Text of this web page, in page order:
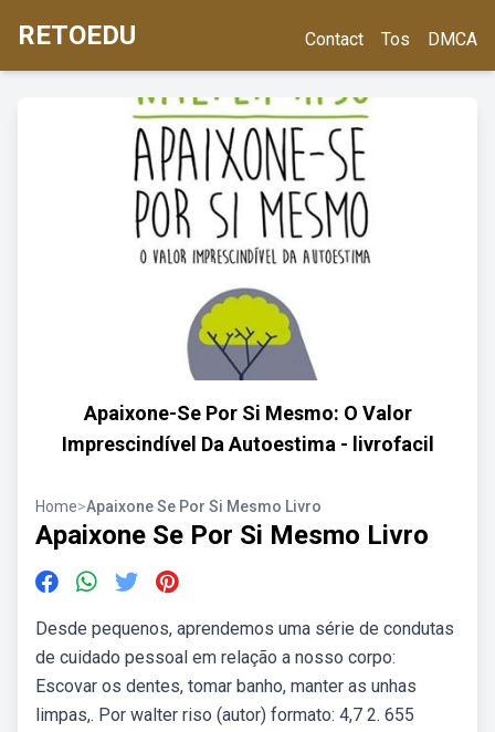
RETOEDU Contact Tos DMCA
Apaixone-Se Por Si Mesmo: O Valor
Imprescindível Da Autoestima - livrofacil
Home>Apaixone Se Por Si Mesmo Livro
Apaixone Se Por Si Mesmo Livro
Desde pequenos, aprendemos uma série de condutas
de cuidado pessoal em relação a nosso corpo:
Escovar os dentes, tomar banho, manter as unhas
limpas,. Por walter riso (autor) formato: 4,7 2. 655